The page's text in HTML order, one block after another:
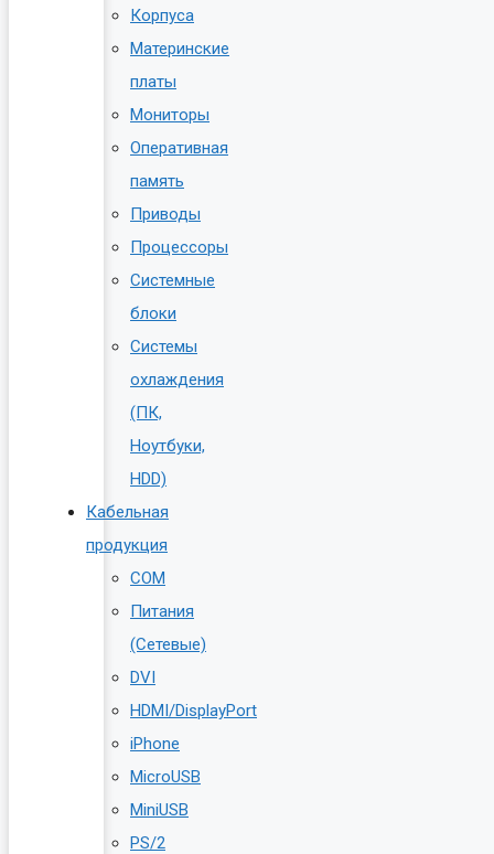
Корпуса
Материнские
платы
Мониторы
Оперативная
память
Приводы
Процессоры
Системные
блоки
Системы
охлаждения
(ПК,
Ноутбуки,
HDD)
Кабельная
продукция
COM
Питания
(Сетевые)
DVI
HDMI/DisplayPort
iPhone
MicroUSB
MiniUSB
PS/2